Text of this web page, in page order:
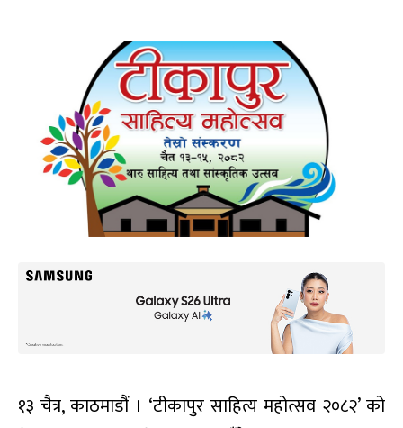
१३ चैत्र, काठमाडौं । ‘टीकापुर साहित्य महोत्सव २०८२’ को